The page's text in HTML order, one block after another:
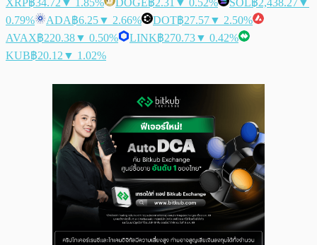
0.79%
ADA฿6.25▼ 2.66% DOT฿27.57▼ 2.50%
AVAX฿220.38▼ 0.50% LINK฿270.73▼ 0.42%
KUB฿20.12 ▼ 1.02%